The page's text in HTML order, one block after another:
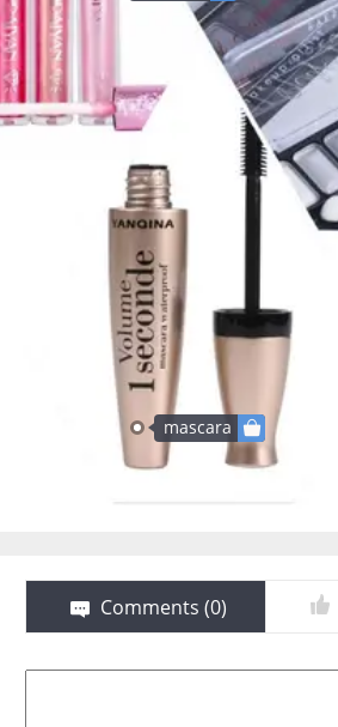
mascara
Comments (0)